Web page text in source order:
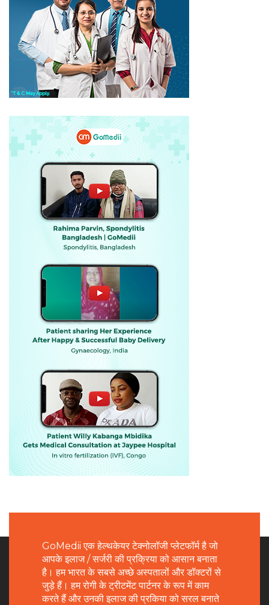
GoMedii एक हेल्थकेयर टेक्नोलॉजी प्लेटफॉर्म है जो
आपके इलाज / सर्जरी की प्रक्रिया को आसान बनाता
है। हम भारत के सबसे अच्छे अस्पतालों और डॉक्टरों से
जुड़े हैं। हम रोगी के ट्रीटमेंट पार्टनर के रूप में काम
करते हैं और उनकी इलाज की प्रकिया को सरल बनाते